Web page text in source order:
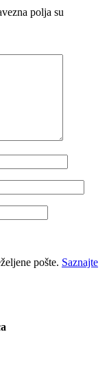
polja su
pošte. Saznajte